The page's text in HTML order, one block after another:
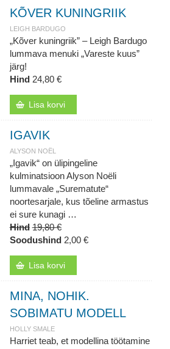
KÕVER KUNINGRIIK
LEIGH BARDUGO
„Kõver kuningriik” – Leigh Bardugo
lummava menuki „Vareste kuus”
järg!
Hind 24,80 €
Lisa korvi
IGAVIK
ALYSON NOËL
„Igavik“ on ülipingeline
kulminatsioon Alyson Noëli
lummavale „Surematute“
noortesarjale, kus tõeline armastus
ei sure kunagi …
Hind 19,80 €
Soodushind 2,00 €
Lisa korvi
MINA, NOHIK.
SOBIMATU MODELL
HOLLY SMALE
Harriet teab, et modellina töötamine